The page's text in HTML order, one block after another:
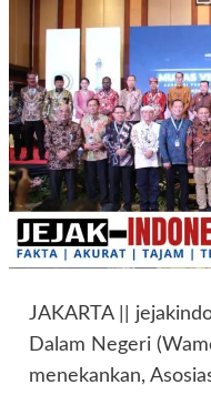
JAKARTA ||
Dalam Negeri
menekankan,